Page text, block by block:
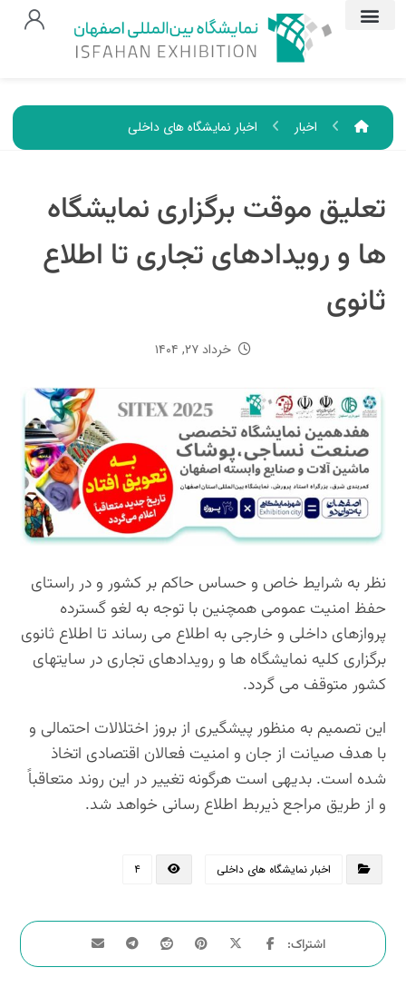
اخبار اخبار نمایشگاه های داخلی
تعليق موقت برگزاری نمایشگاه
ها و رویدادهای تجاری تا اطلاع
ثانوی
خرداد ۲۷, ۱۴۰۴
نظر به شرایط خاص و حساس حاکم بر کشور و در راستای
حفظ امنیت عمومی همچنین با توجه به لغو گسترده
پروازهای داخلی و خارجی به اطلاع می رساند تا اطلاع ثانوی
برگزاری کلیه نمایشگاه ها و رویدادهای تجاری در سایتهای
کشور متوقف می گردد.
این تصمیم به منظور پیشگیری از بروز اختلالات احتمالی و
با هدف صیانت از جان و امنیت فعالان اقتصادی اتخاذ
شده است. بدیهی است هرگونه تغییر در این روند متعاقباً
و از طریق مراجع ذیربط اطلاع رسانی خواهد شد.
اخبار نمایشگاه های داخلی ۴